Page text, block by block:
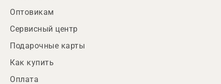
Оптовикам
Сервисный центр
Подарочные карты
Как купить
Оплата